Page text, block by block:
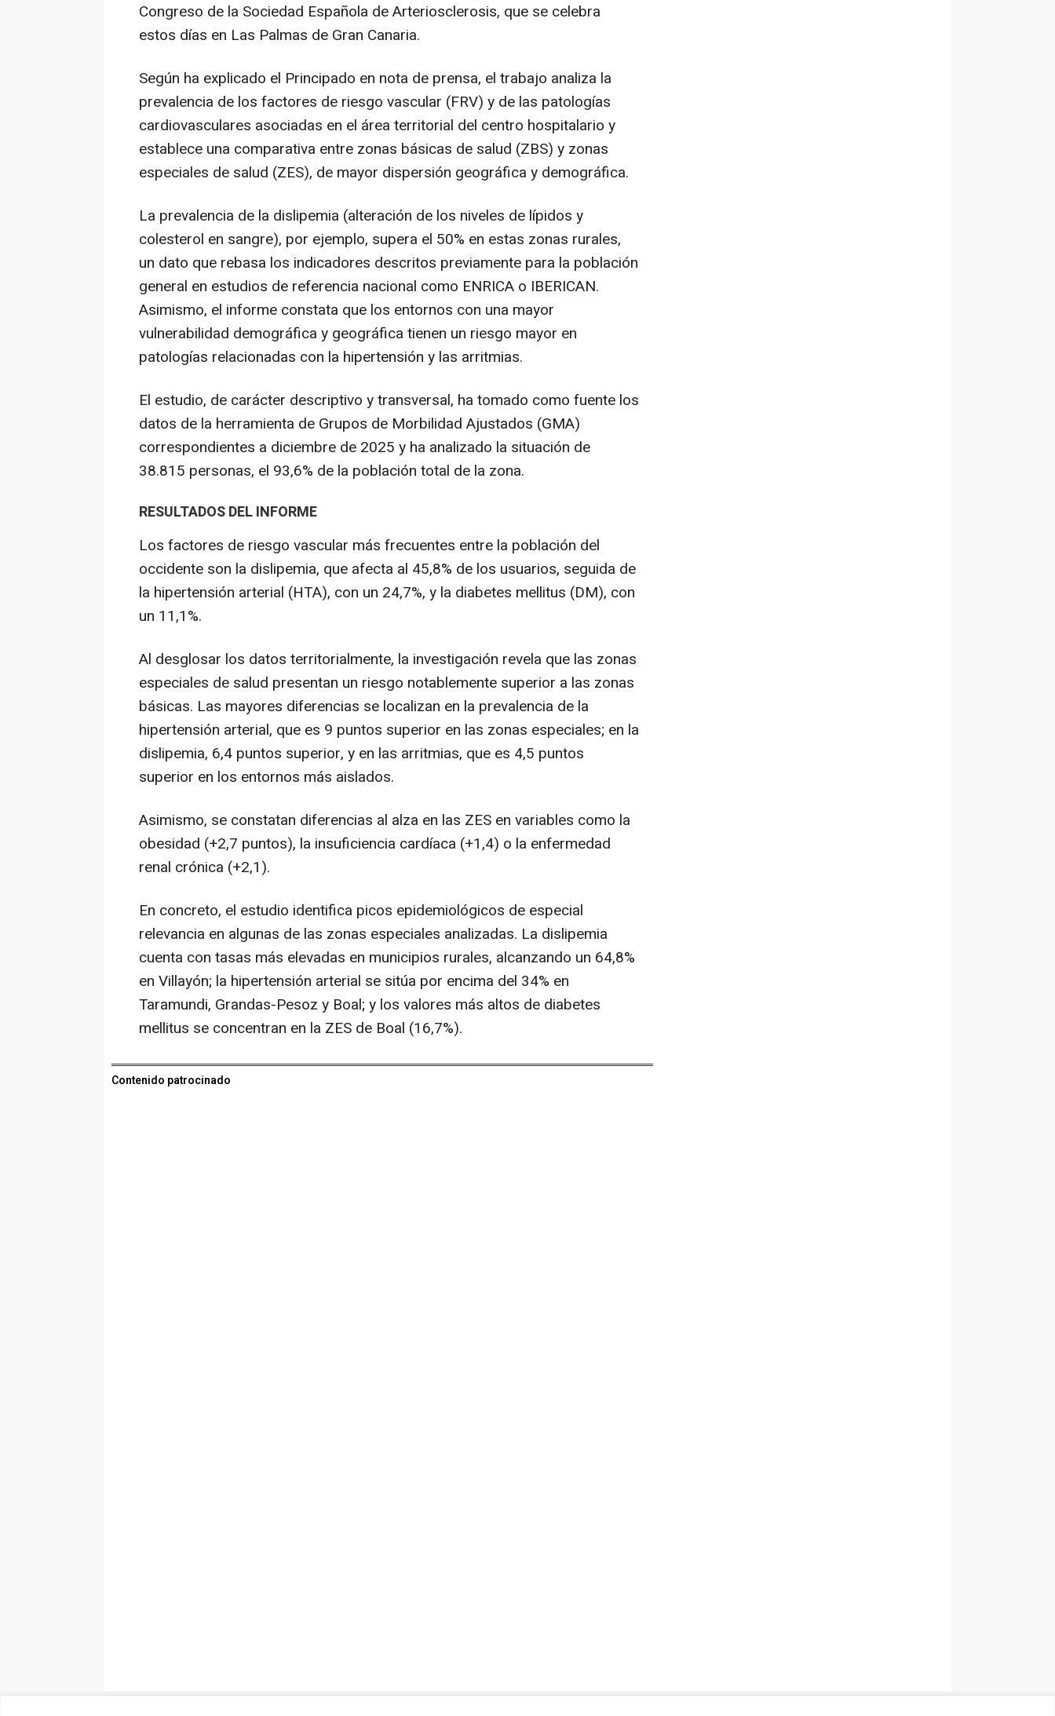
Congreso de la Sociedad Española de Arteriosclerosis, que se celebra
estos días en Las Palmas de Gran Canaria.
Según ha explicado el Principado en nota de prensa, el trabajo analiza la
prevalencia de los factores de riesgo vascular (FRV) y de las patologías
cardiovasculares asociadas en el área territorial del centro hospitalario y
establece una comparativa entre zonas básicas de salud (ZBS) y zonas
especiales de salud (ZES), de mayor dispersión geográfica y demográfica.
La prevalencia de la dislipemia (alteración de los niveles de lípidos y
colesterol en sangre), por ejemplo, supera el 50% en estas zonas rurales,
un dato que rebasa los indicadores descritos previamente para la población
general en estudios de referencia nacional como ENRICA o IBERICAN.
Asimismo, el informe constata que los entornos con una mayor
vulnerabilidad demográfica y geográfica tienen un riesgo mayor en
patologías relacionadas con la hipertensión y las arritmias.
El estudio, de carácter descriptivo y transversal, ha tomado como fuente los
datos de la herramienta de Grupos de Morbilidad Ajustados (GMA)
correspondientes a diciembre de 2025 y ha analizado la situación de
38.815 personas, el 93,6% de la población total de la zona.
RESULTADOS DEL INFORME
Los factores de riesgo vascular más frecuentes entre la población del
occidente son la dislipemia, que afecta al 45,8% de los usuarios, seguida de
la hipertensión arterial (HTA), con un 24,7%, y la diabetes mellitus (DM), con
un 11,1%.
Al desglosar los datos territorialmente, la investigación revela que las zonas
especiales de salud presentan un riesgo notablemente superior a las zonas
básicas. Las mayores diferencias se localizan en la prevalencia de la
hipertensión arterial, que es 9 puntos superior en las zonas especiales; en la
dislipemia, 6,4 puntos superior, y en las arritmias, que es 4,5 puntos
superior en los entornos más aislados.
Asimismo, se constatan diferencias al alza en las ZES en variables como la
obesidad (+2,7 puntos), la insuficiencia cardíaca (+1,4) o la enfermedad
renal crónica (+2,1).
En concreto, el estudio identifica picos epidemiológicos de especial
relevancia en algunas de las zonas especiales analizadas. La dislipemia
cuenta con tasas más elevadas en municipios rurales, alcanzando un 64,8%
en Villayón; la hipertensión arterial se sitúa por encima del 34% en
Taramundi, Grandas-Pesoz y Boal; y los valores más altos de diabetes
mellitus se concentran en la ZES de Boal (16,7%).
Contenido patrocinado